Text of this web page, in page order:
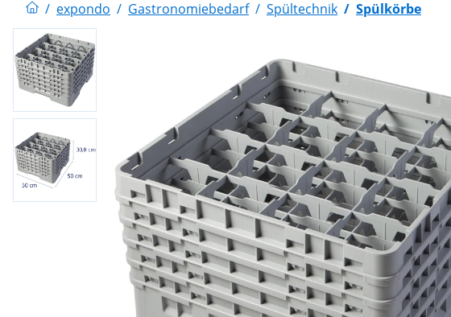
/ expondo / Gastronomiebedarf / Spültechnik / Spülkörbe